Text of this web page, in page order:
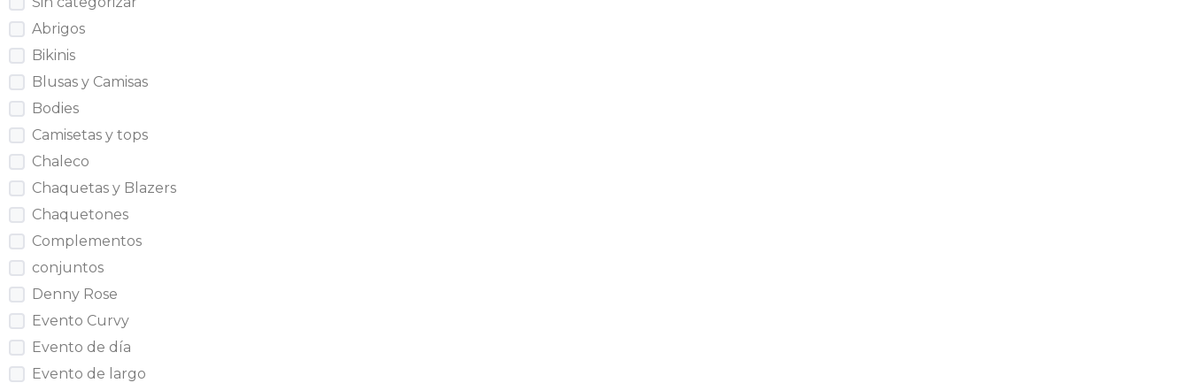
Abrigos
Bikinis
Blusas y Camisas
Bodies
Camisetas y tops
Chaleco
Chaquetas y Blazers
Chaquetones
Complementos
conjuntos
Denny Rose
Evento Curvy
Evento de día
Evento de largo